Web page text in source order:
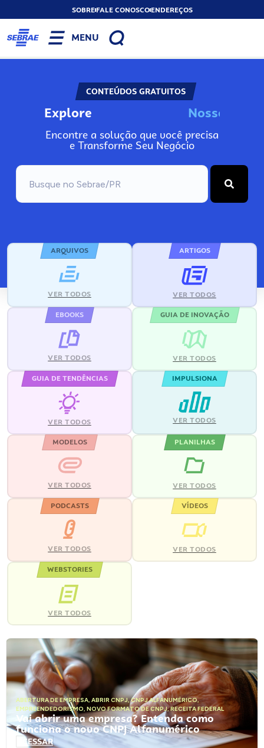
SOBREFALE CONOSCOENDEREÇOS
MENU
CONTEÚDOS GRATUITOS
Explore Nosso
Encontre a solução que você precisa
e Transforme Seu Negócio
ARQUIVOS
VER TODOS
ARTIGOS
VER TODOS
EBOOKS
VER TODOS
GUIA DE INOVAÇÃO
VER TODOS
GUIA DE TENDÊNCIAS
VER TODOS
IMPULSIONA
VER TODOS
MODELOS
VER TODOS
PLANILHAS
VER TODOS
PODCASTS
VER TODOS
VÍDEOS
VER TODOS
WEBSTORIES
VER TODOS
ABERTURA DE EMPRESA, ABRIR CNPJ,CNPJ ALFANUMÉRICO,
EMPREENDEDORISMO, NOVO FORMATO DE CNPJ,RECEITA FEDERAL
Vai abrir uma empresa? Entenda como
funciona o novo CNPJ Alfanumérico
ACESSAR